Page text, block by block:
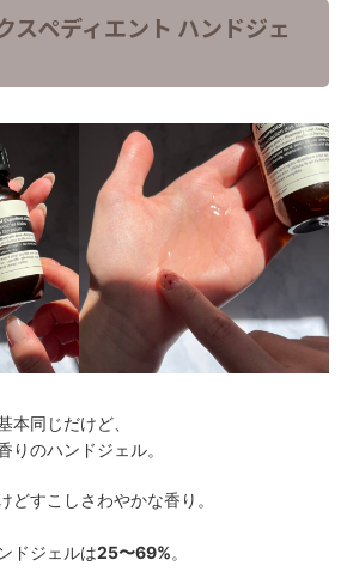
スペディエント ハンドジェ
本同じだけど、
りのハンドジェル。
どすこしさわやかな香り。
ドジェルは25〜69%。